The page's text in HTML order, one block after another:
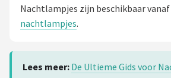
Nachtlampjes zijn beschikbaar vanaf
nachtlampjes.
Lees meer: De Ultieme Gids voor